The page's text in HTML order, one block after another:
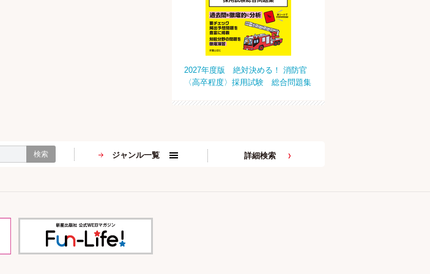
2027年度版 絶対決める！ 消防官
〈高卒程度〉採用試験 総合問題集
検索 ジャンル一覧 詳細検索